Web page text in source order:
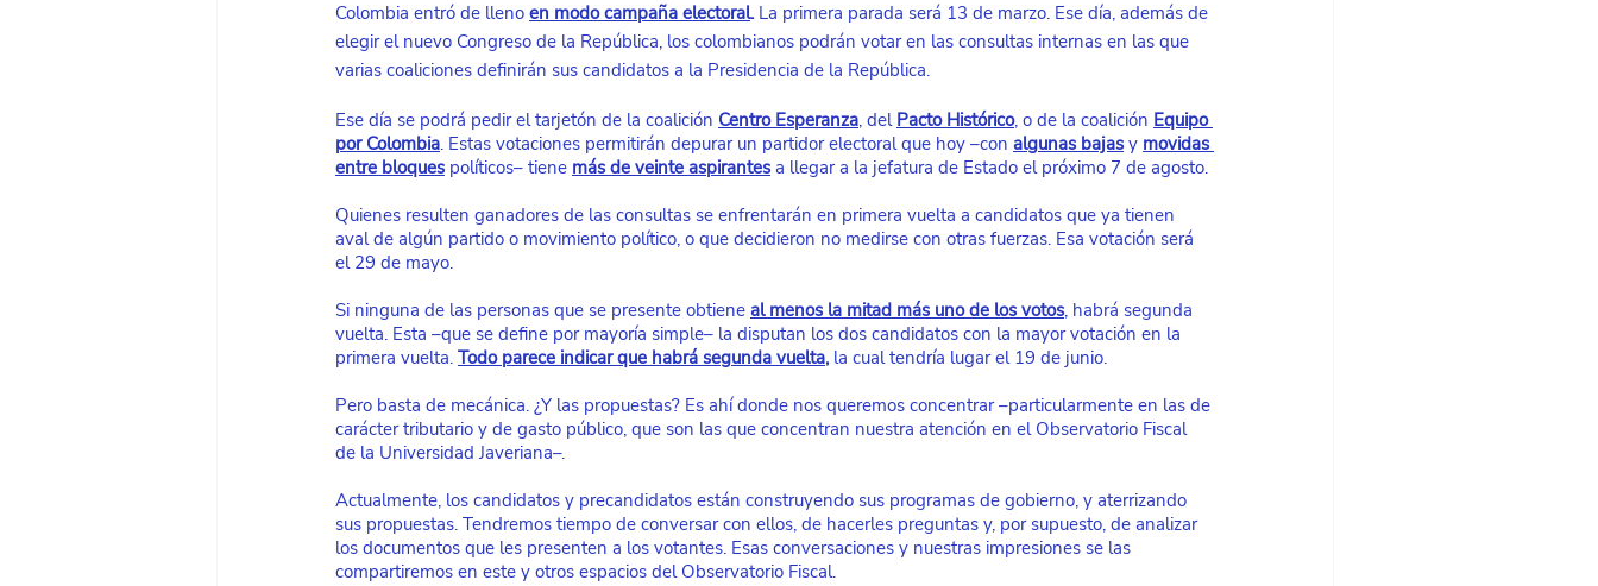
Colombia entró de lleno en modo campaña electoral. La primera parada será 13 de marzo. Ese día, además de
elegir el nuevo Congreso de la República, los colombianos podrán votar en las consultas internas en las que
varias coaliciones definirán sus candidatos a la Presidencia de la República.
Ese día se podrá pedir el tarjetón de la coalición Centro Esperanza, del Pacto Histórico, o de la coalición Equipo
por Colombia. Estas votaciones permitirán depurar un partidor electoral que hoy –con algunas bajas y movidas
entre bloques políticos– tiene más de veinte aspirantes a llegar a la jefatura de Estado el próximo 7 de agosto.
Quienes resulten ganadores de las consultas se enfrentarán en primera vuelta a candidatos que ya tienen
aval de algún partido o movimiento político, o que decidieron no medirse con otras fuerzas. Esa votación será
el 29 de mayo.
Si ninguna de las personas que se presente obtiene al menos la mitad más uno de los votos, habrá segunda
vuelta. Esta –que se define por mayoría simple– la disputan los dos candidatos con la mayor votación en la
primera vuelta. Todo parece indicar que habrá segunda vuelta, la cual tendría lugar el 19 de junio.
Pero basta de mecánica. ¿Y las propuestas? Es ahí donde nos queremos concentrar –particularmente en las de
carácter tributario y de gasto público, que son las que concentran nuestra atención en el Observatorio Fiscal
de la Universidad Javeriana–.
Actualmente, los candidatos y precandidatos están construyendo sus programas de gobierno, y aterrizando
sus propuestas. Tendremos tiempo de conversar con ellos, de hacerles preguntas y, por supuesto, de analizar
los documentos que les presenten a los votantes. Esas conversaciones y nuestras impresiones se las
compartiremos en este y otros espacios del Observatorio Fiscal.